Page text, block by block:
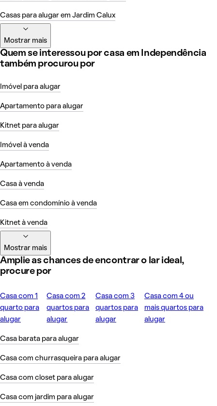
Casas para alugar em Jardim Calux
Mostrar mais
Quem se interessou por casa em Independência
também procurou por
Imóvel para alugar
Apartamento para alugar
Kitnet para alugar
Imóvel à venda
Apartamento à venda
Casa à venda
Casa em condomínio à venda
Kitnet à venda
Mostrar mais
Amplie as chances de encontrar o lar ideal,
procure por
Casa com 1
quarto para
alugar
Casa com 2
quartos para
alugar
Casa com 3
quartos para
alugar
Casa com 4 ou
mais quartos para
alugar
Casa barata para alugar
Casa com churrasqueira para alugar
Casa com closet para alugar
Casa com jardim para alugar